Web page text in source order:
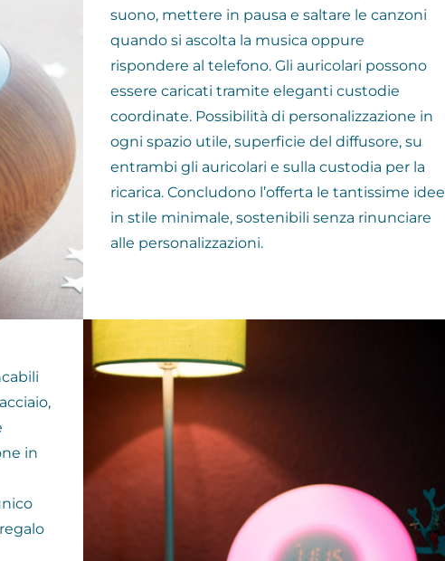
suono, mettere in pausa e saltare le canzoni
quando si ascolta la musica oppure
rispondere al telefono. Gli auricolari possono
essere caricati tramite eleganti custodie
coordinate. Possibilità di personalizzazione in
ogni spazio utile, superficie del diffusore, su
entrambi gli auricolari e sulla custodia per la
ricarica. Concludono l’offerta le tantissime idee
in stile minimale, sostenibili senza rinunciare
alle personalizzazioni.
in